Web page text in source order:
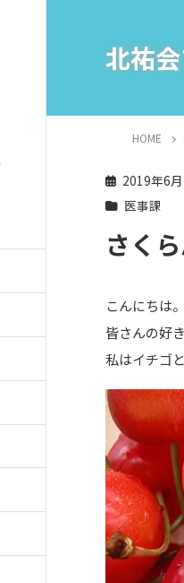
北祐
HOME
2019年6
医事課
さく
こんにちは
皆さんの好
私はイチゴ